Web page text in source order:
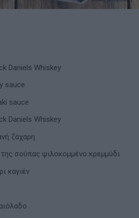
Daniels Whiskey
sauce
sauce
Daniels Whiskey
ζάχαρη
της σούπας ψιλοκομμένο κρεμμύδι
καγιέν